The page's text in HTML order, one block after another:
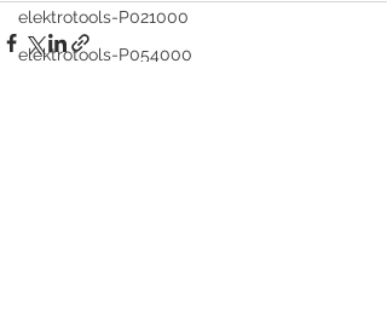
elektrotools-P021000
elektrotools-P054000